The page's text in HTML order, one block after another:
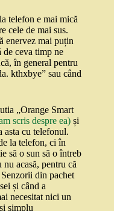
telefon e mai mică
cele de mai sus.
enervez mai puțin
de ceva timp ne
în general pentru
kthxbye” sau când
„Orange Smart
scris despre ea) și
asta cu telefonul.
la telefon, ci în
să o sun să o întreb
nu acasă, pentru că
din pachet
și când a
necesitat nici un
simplu